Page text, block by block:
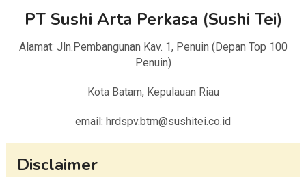
PT Sushi Arta Perkasa (Sushi Tei)
Alamat: Jln.Pembangunan Kav. 1, Penuin (Depan Top 100
Penuin)
Kota Batam, Kepulauan Riau
email: hrdspv.btm@sushitei.co.id
Disclaimer